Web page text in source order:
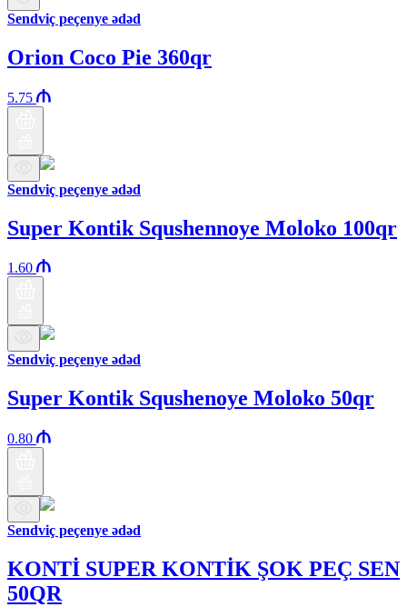
Sendviç peçenye ədəd
Orion Coco Pie 360qr
5.75
Sendviç peçenye ədəd
Super Kontik Squshennoye Moloko 100qr
1.60
Sendviç peçenye ədəd
Super Kontik Squshenoye Moloko 50qr
0.80
Sendviç peçenye ədəd
KONTİ SUPER KONTİK ŞOK PEÇ SEN
50QR